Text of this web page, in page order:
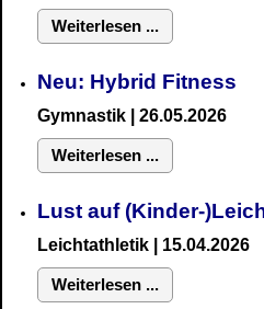
Weiterlesen ...
Neu: Hybrid Fitness
Gymnastik | 26.05.2026
Weiterlesen ...
Lust auf (Kinder-
Leichtathletik | 15.04.2026
Weiterlesen ...